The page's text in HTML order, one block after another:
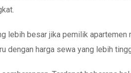
lebih besar jika pemilik apartemen
dengan harga sewa yang lebih